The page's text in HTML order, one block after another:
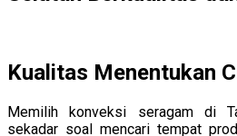
Kualitas Menentukan
Memilih konveksi seragam di
sekadar soal mencari tempat